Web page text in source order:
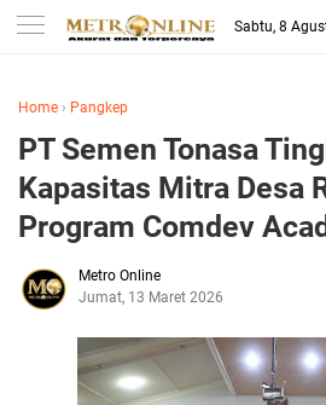
Sabtu, 8
Home › Pangkep
PT Semen Tonasa
Kapasitas Mitra Desa
Program Comdev
Metro Online
Jumat, 13 Maret 2026